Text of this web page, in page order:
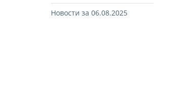
Новости за 06.08.2025